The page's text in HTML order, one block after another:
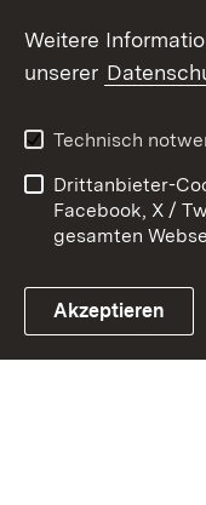
Link zum
Kontakt
Barrierefreiheit
Impressum
Weitere
unserer
Technisch
Drittanbieter-
Facebook, X /
gesamten
Akzeptieren